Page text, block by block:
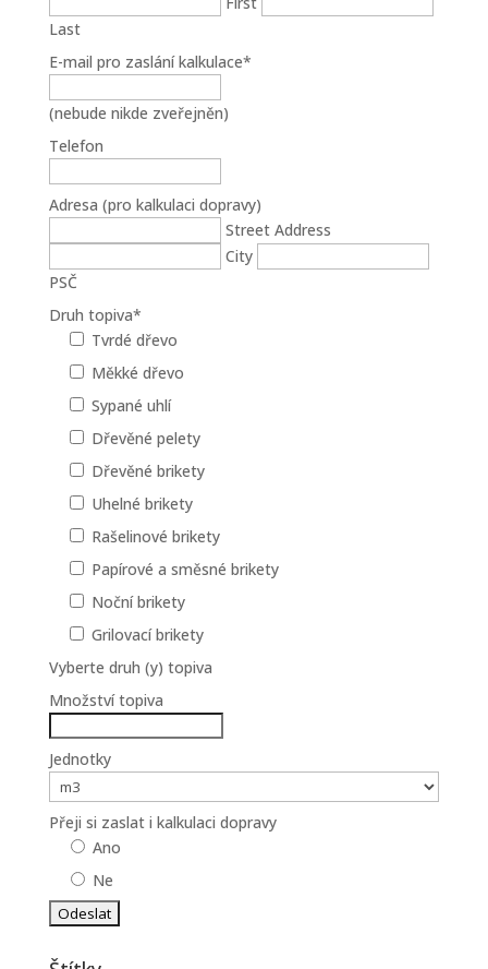
Last
E-mail pro zaslání kalkulace*
(nebude nikde zveřejněn)
Telefon
Adresa (pro kalkulaci dopravy)
Street Address
City
PSČ
Druh topiva*
Tvrdé dřevo
Měkké dřevo
Sypané uhlí
Dřevěné pelety
Dřevěné brikety
Uhelné brikety
Rašelinové brikety
Papírové a směsné brikety
Noční brikety
Grilovací brikety
Vyberte druh (y) topiva
Množství topiva
Jednotky
Přeji si zaslat i kalkulaci dopravy
Ano
Ne